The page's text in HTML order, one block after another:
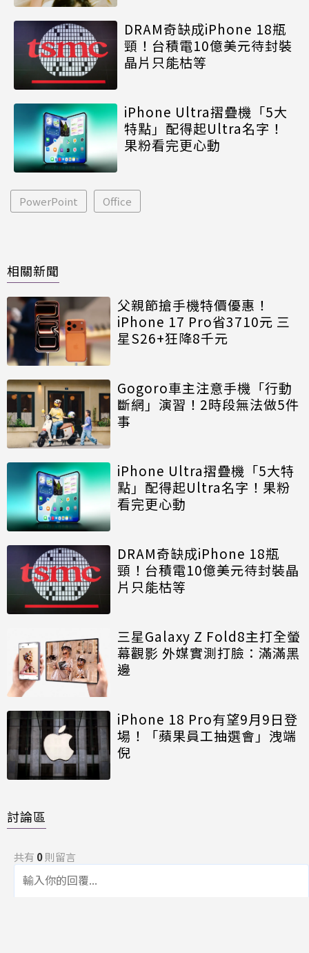
DRAM奇缺成iPhone 18瓶
頸！台積電10億美元待封裝
晶片只能枯等
iPhone Ultra摺疊機「5大
特點」配得起Ultra名字！
果粉看完更心動
PowerPoint Office
相關新聞
父親節搶手機特價優惠！
iPhone 17 Pro省3710元 三
星S26+狂降8千元
Gogoro車主注意手機「行動
斷網」演習！2時段無法做5件
事
iPhone Ultra摺疊機「5大特
點」配得起Ultra名字！果粉
看完更心動
DRAM奇缺成iPhone 18瓶
頸！台積電10億美元待封裝晶
片只能枯等
三星Galaxy Z Fold8主打全螢
幕觀影 外媒實測打臉：滿滿黑
邊
iPhone 18 Pro有望9月9日登
場！「蘋果員工抽選會」洩端
倪
討論區
共有 0則留言